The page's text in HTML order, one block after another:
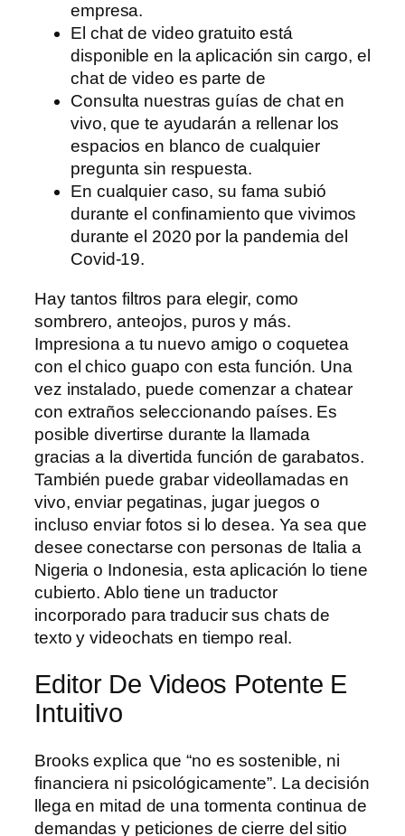
empresa.
El chat de video gratuito está
disponible en la aplicación sin cargo, el
chat de video es parte de
Consulta nuestras guías de chat en
vivo, que te ayudarán a rellenar los
espacios en blanco de cualquier
pregunta sin respuesta.
En cualquier caso, su fama subió
durante el confinamiento que vivimos
durante el 2020 por la pandemia del
Covid-19.
Hay tantos filtros para elegir, como
sombrero, anteojos, puros y más.
Impresiona a tu nuevo amigo o coquetea
con el chico guapo con esta función. Una
vez instalado, puede comenzar a chatear
con extraños seleccionando países. Es
posible divertirse durante la llamada
gracias a la divertida función de garabatos.
También puede grabar videollamadas en
vivo, enviar pegatinas, jugar juegos o
incluso enviar fotos si lo desea. Ya sea que
desee conectarse con personas de Italia a
Nigeria o Indonesia, esta aplicación lo tiene
cubierto. Ablo tiene un traductor
incorporado para traducir sus chats de
texto y videochats en tiempo real.
Editor De Videos Potente E
Intuitivo
Brooks explica que “no es sostenible, ni
financiera ni psicológicamente”. La decisión
llega en mitad de una tormenta continua de
demandas y peticiones de cierre del sitio